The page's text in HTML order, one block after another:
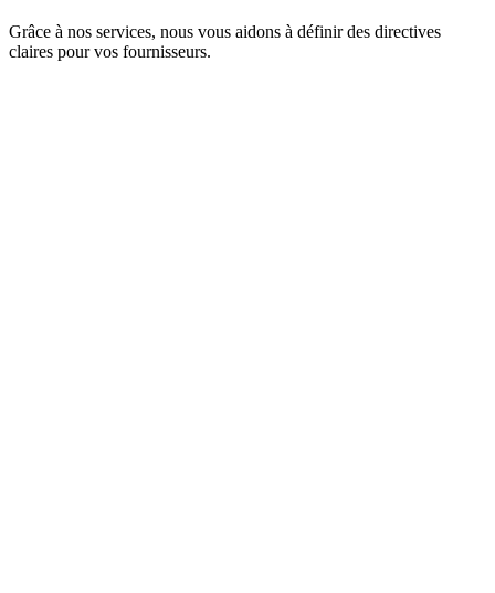
Grâce à nos services, nous vous aidons à définir des directives
claires pour vos fournisseurs.